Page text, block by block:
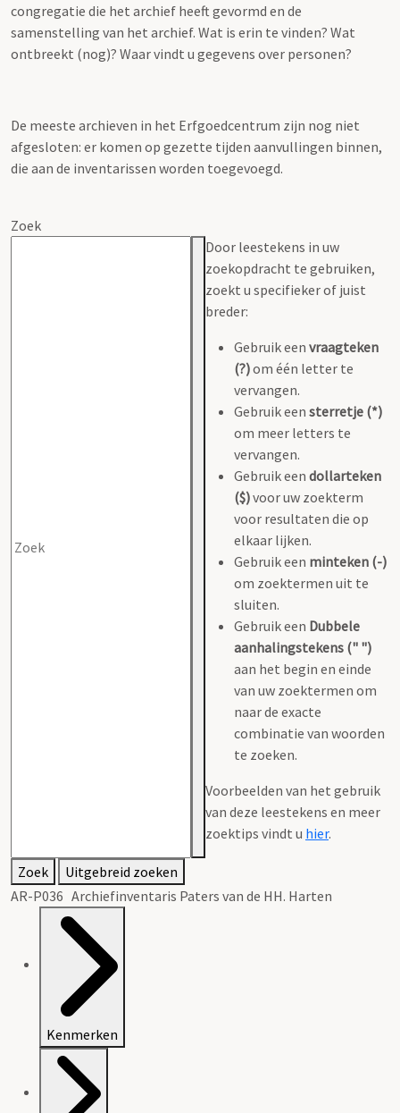
congregatie die het archief heeft gevormd en de
samenstelling van het archief. Wat is erin te vinden? Wat
ontbreekt (nog)? Waar vindt u gegevens over personen?
De meeste archieven in het Erfgoedcentrum zijn nog niet
afgesloten: er komen op gezette tijden aanvullingen binnen,
die aan de inventarissen worden toegevoegd.
Zoek
Door leestekens in uw
zoekopdracht te gebruiken,
zoekt u specifieker of juist
breder:
Gebruik een vraagteken
(?)om één letter te
vervangen.
Gebruik een sterretje (*)
om meer letters te
vervangen.
Gebruik een dollarteken
($)voor uw zoekterm
voor resultaten die op
elkaar lijken.
Gebruik een minteken (-)
om zoektermen uit te
sluiten.
Gebruik een Dubbele
aanhalingstekens (" ")
aan het begin en einde
van uw zoektermen om
naar de exacte
combinatie van woorden
te zoeken.
Voorbeelden van het gebruik
van deze leestekens en meer
zoektips vindt u hier.
Zoek
Uitgebreid zoeken
AR-P036 Archiefinventaris Paters van de HH. Harten
Kenmerken